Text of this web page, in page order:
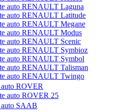
auto RENAULT Laguna
auto RENAULT Latitude
auto RENAULT Megane
auto RENAULT Modus
auto RENAULT Scenic
auto RENAULT Symbioz
auto RENAULT Symbol
auto RENAULT Talisman
auto RENAULT Twingo
auto ROVER
auto ROVER 25
auto SAAB